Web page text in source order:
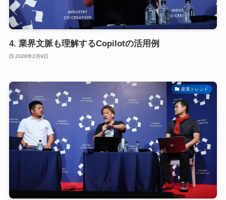
4. 業界文脈も理解するCopilotの活用例
2026年2月9日
産業トレンド